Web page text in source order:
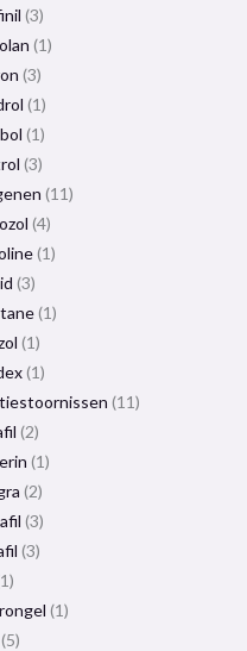
3
1
3
1
1
3
11
4
1
3
1
1
1
11
2
1
2
3
3
1
1
5